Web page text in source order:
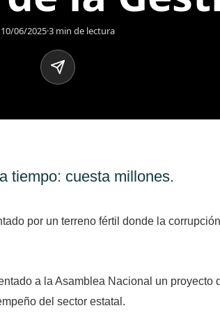
10/06/2025·3 min de lectura
tiempo: cuesta millones.
por un terreno fértil donde la
a la Asamblea Nacional un proyecto
del sector estatal.